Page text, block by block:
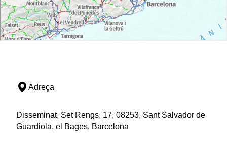
Adreça
Disseminat, Set Rengs, 17, 08253, Sant Salvador de
Guardiola, el Bages, Barcelona